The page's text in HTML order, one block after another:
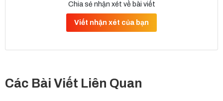
Chia sẻ nhận xét về bài viết
Viết nhận xét của bạn
Các Bài Viết Liên Quan